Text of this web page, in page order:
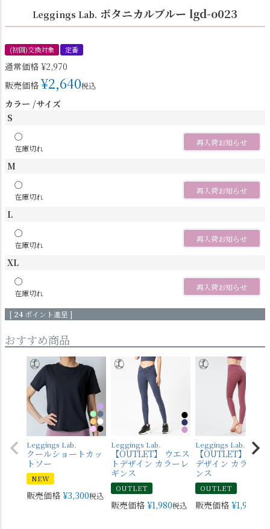
Leggings Lab. ボタニカルブルー lgd-o023
(初回)交換対象 定番
通常価格 ¥2,970
販売価格 ¥2,640税込
カラー サイズ
S
〇
在庫切れ
再入荷お知らせ
M
〇
在庫切れ
再入荷お知らせ
L
〇
在庫切れ
再入荷お知らせ
XL
〇
在庫切れ
再入荷お知らせ
[ 24 ポイント進呈 ]
おすすめ商品
Leggings Lab.
クールショートカッ
トソー
NEW
販売価格 ¥3,300税込
Leggings Lab.
【OUTLET】 ウエス
トデザイン カラーレ
ギンス
OUTLET
販売価格 ¥1,980税込
Leggings Lab.
【OUTLET】 バッ
デザイン カラーレ
ンス
OUTLET
販売価格 ¥1,980